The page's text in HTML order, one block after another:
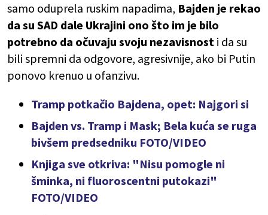
samo oduprela ruskim napadima, Bajden je rekao
da su SAD dale Ukrajini ono što im je bilo
potrebno da očuvaju svoju nezavisnost i da su
bili spremni da odgovore, agresivnije, ako bi Putin
ponovo krenuo u ofanzivu.
Tramp potkačio Bajdena, opet: Najgori si
Bajden vs. Tramp i Mask; Bela kuća se ruga
bivšem predsedniku FOTO/VIDEO
Knjiga sve otkriva: "Nisu pomogle ni
šminka, ni fluoroscentni putokazi"
FOTO/VIDEO